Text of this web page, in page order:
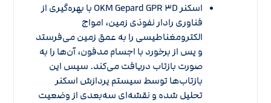
اسکنر OKM Gepard GPR ۳D با بهره‌گیری از
فناوری رادار نفوذی زمین، امواج
الکترومغناطیسی را به عمق زمین می‌فرستد
و پس از برخورد با اجسام مدفون، آن‌ها را به
صورت بازتاب دریافت می‌کند. سپس این
بازتاب‌ها توسط سیستم پردازش اسکنر
تحلیل شده و نقشه‌ای سه‌بعدی از وضعیت